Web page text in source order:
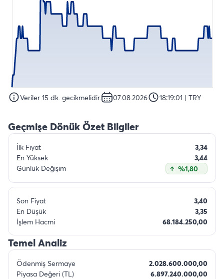
Veriler 15 dk. gecikmelidir. 07.08.2026 18:19:01 | TRY
Geçmişe Dönük Özet Bilgiler
İlk Fiyat
3,34
En Yüksek
3,44
Günlük Değişim
%1,80
Son Fiyat
3,40
En Düşük
3,35
İşlem Hacmi
68.184.250,00
Temel Analiz
Ödenmiş Sermaye
2.028.600.000,00
Piyasa Değeri (TL)
6.897.240.000,00